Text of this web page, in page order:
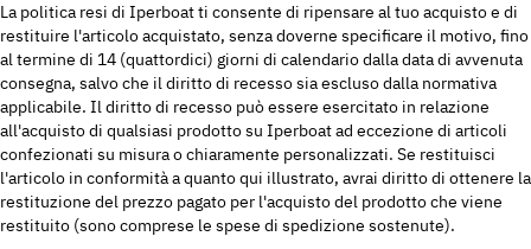
La politica resi di Iperboat ti consente di ripensare al tuo acquisto e di
restituire l'articolo acquistato, senza doverne specificare il motivo, fino
al termine di 14 (quattordici) giorni di calendario dalla data di avvenuta
consegna, salvo che il diritto di recesso sia escluso dalla normativa
applicabile. Il diritto di recesso può essere esercitato in relazione
all'acquisto di qualsiasi prodotto su Iperboat ad eccezione di articoli
confezionati su misura o chiaramente personalizzati. Se restituisci
l'articolo in conformità a quanto qui illustrato, avrai diritto di ottenere la
restituzione del prezzo pagato per l'acquisto del prodotto che viene
restituito (sono comprese le spese di spedizione sostenute).